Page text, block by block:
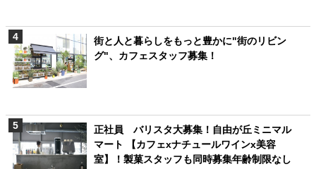
街と人と暮らしをもっと豊かに"街のリビン
グ"、カフェスタッフ募集！
正社員 バリスタ大募集！自由が丘ミニマル
マート 【カフェxナチュールワインx美容
室】！製菓スタッフも同時募集年齢制限なし